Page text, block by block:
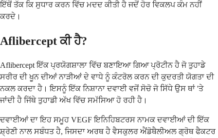
ਇੱਥੋਂ ਤੱਕ ਕਿ ਸੁਧਾਰ ਕਰਨ ਵਿੱਚ ਮਦਦ ਕੀਤੀ ਹੈ ਜਦੋਂ ਹੋਰ ਵਿਕਲਪ ਕੰਮ ਨਹੀਂ
ਕਰਦੇ।
Aflibercept ਕੀ ਹੈ?
Aflibercept ਇੱਕ ਪ੍ਰਯੋਗਸ਼ਾਲਾ ਵਿੱਚ ਬਣਾਇਆ ਗਿਆ ਪ੍ਰੋਟੀਨ ਹੈ ਜੋ ਤੁਹਾਡੇ
ਸਰੀਰ ਦੀ ਖੂਨ ਦੀਆਂ ਨਾੜੀਆਂ ਦੇ ਵਾਧੇ ਨੂੰ ਕੰਟਰੋਲ ਕਰਨ ਦੀ ਕੁਦਰਤੀ ਯੋਗਤਾ ਦੀ
ਨਕਲ ਕਰਦਾ ਹੈ। ਇਸਨੂੰ ਇੱਕ ਨਿਸ਼ਾਨਾ ਦਵਾਈ ਵਜੋਂ ਸੋਚੋ ਜੋ ਸਿੱਧੇ ਉਸ ਥਾਂ 'ਤੇ
ਜਾਂਦੀ ਹੈ ਜਿੱਥੇ ਤੁਹਾਡੀ ਅੱਖ ਵਿੱਚ ਸਮੱਸਿਆ ਹੋ ਰਹੀ ਹੈ।
ਦਵਾਈਆਂ ਦਾ ਇਹ ਸਮੂਹ VEGF ਇਨਿਹਿਬਟਰਸ ਨਾਮਕ ਦਵਾਈਆਂ ਦੀ ਇੱਕ
ਸ਼੍ਰੇਣੀ ਨਾਲ ਸਬੰਧਤ ਹੈ, ਜਿਸਦਾ ਅਰਥ ਹੈ ਵੈਸਕੁਲਰ ਐਂਡੋਥੈਲੀਅਲ ਗ੍ਰੋਥ ਫੈਕਟਰ